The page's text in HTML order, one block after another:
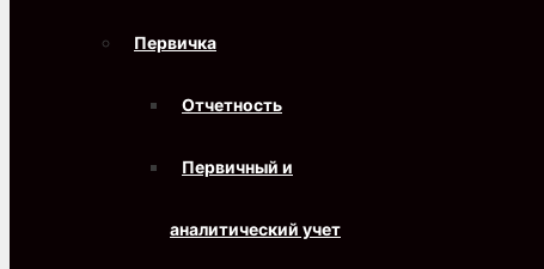
Первичка
Отчетность
Первичный и
аналитический учет